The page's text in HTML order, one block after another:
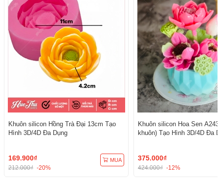
Khuôn silicon Hồng Trà Đại 13cm Tạo
Hình 3D/4D Đa Dụng
169.900₫
212.000₫ -20%
MUA
Khuôn silicon Hoa Sen
khuôn) Tạo Hình 3D/4D Đa
375.000₫
424.000₫ -12%